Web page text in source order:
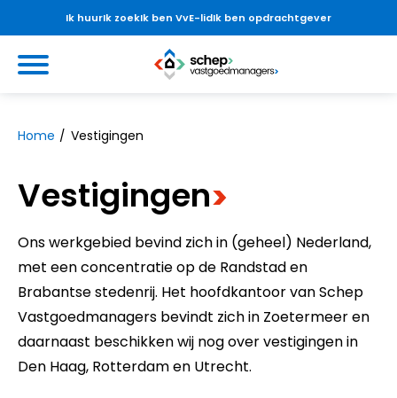
Naar hoofdinhoud
Naar hoofdnavigatiemenu
Naar zoeken
https://
Ga naar Hoofd
Ik huurIk zoekIk ben VvE-lidIk ben opdrachtgever
Home Vestigingen
Vestigingen>
Ons werkgebied bevind zich in (geheel) Nederland,
met een concentratie op de Randstad en
Brabantse stedenrij. Het hoofdkantoor van Schep
Vastgoedmanagers bevindt zich in Zoetermeer en
daarnaast beschikken wij nog over vestigingen in
Den Haag, Rotterdam en Utrecht.